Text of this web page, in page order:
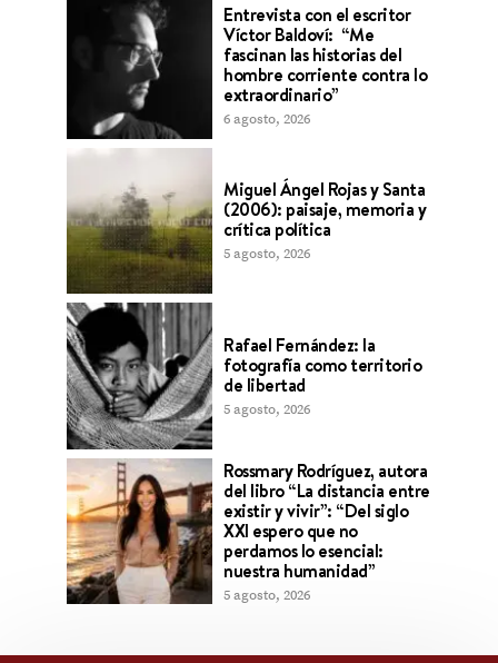
Entrevista con el escritor
Víctor Baldoví: “Me
fascinan las historias del
hombre corriente contra lo
extraordinario”
6 agosto, 2026
Miguel Ángel Rojas y Santa
(2006): paisaje, memoria y
crítica política
5 agosto, 2026
Rafael Fernández: la
fotografía como territorio
de libertad
5 agosto, 2026
Rossmary Rodríguez, autora
del libro “La distancia entre
existir y vivir”: “Del siglo
XXI espero que no
perdamos lo esencial:
nuestra humanidad”
5 agosto, 2026